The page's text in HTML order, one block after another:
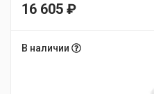
16 605 ₽
В наличии